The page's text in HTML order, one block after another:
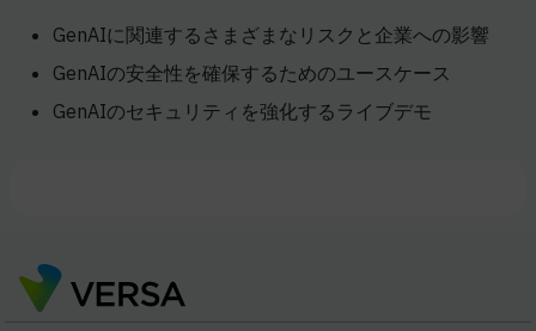
GenAIに関連するさまざまなリスクと企業への影響
GenAIの安全性を確保するためのユースケース
GenAIのセキュリティを強化するライブデモ